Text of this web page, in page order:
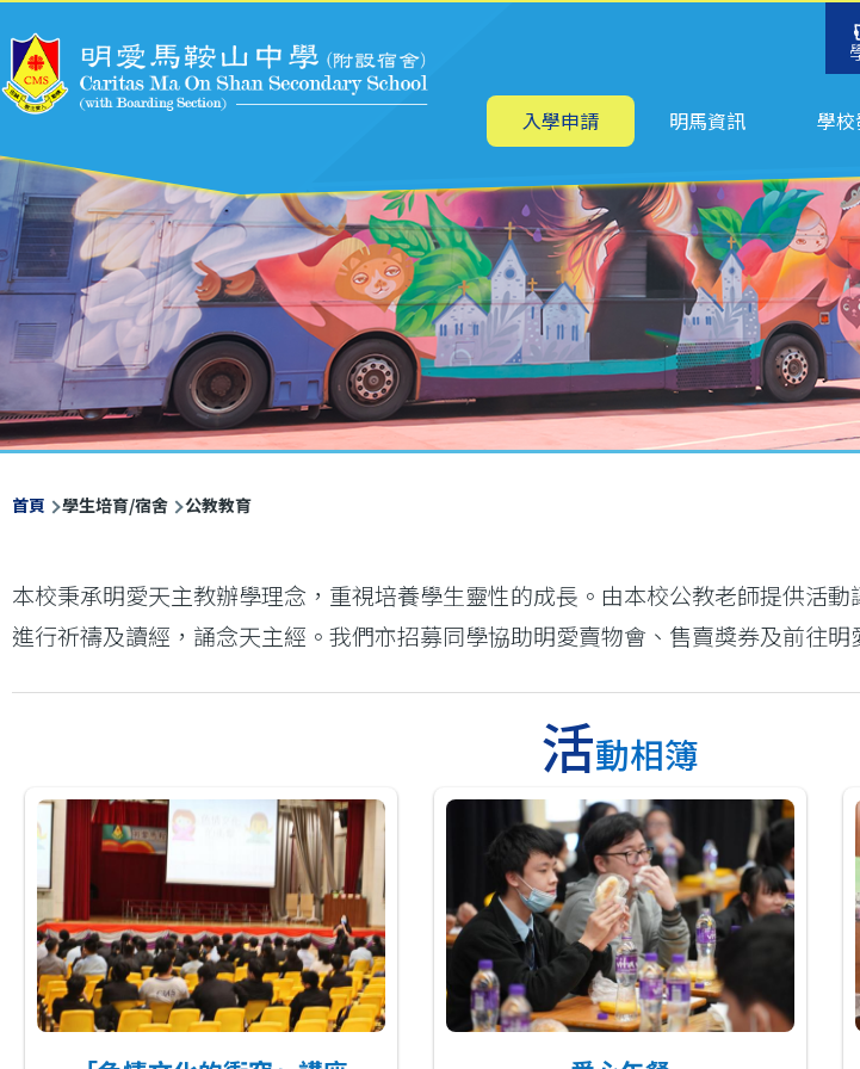
主
航 入學申請 明馬資訊 學
導
連
結
首頁 學生培育/宿舍 公教教育
本校秉承明愛天主教辦學理念，重視培養學生靈性的成長。由本校公教老師提供活
進行祈禱及讀經，誦念天主經。我們亦招募同學協助明愛賣物會、售賣獎券及前往明
活動相簿